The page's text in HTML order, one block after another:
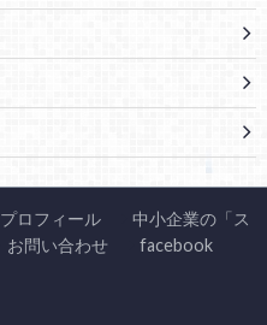
プロフィール
中小企業の「ス
お問い合わせ facebook